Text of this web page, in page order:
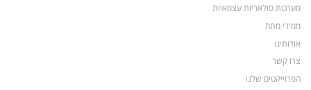
מערכות סולאריות עצמאיות
ממירי מתח
אודותינו
צרו קשר
הפרוייקטים שלנו